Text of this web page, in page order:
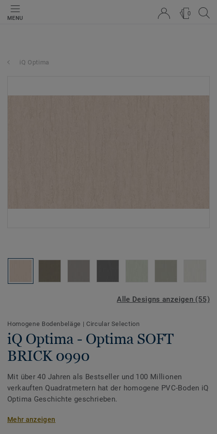
MENU
0
iQ Optima
Alle Designs anzeigen (55)
Homogene Bodenbeläge | Circular Selection
iQ Optima - Optima SOFT
BRICK 0990
Mit über 40 Jahren als Bestseller und 100 Millionen
verkauften Quadratmetern hat der homogene PVC-Boden iQ
Optima Geschichte geschrieben.
Das Design der Kollektion ist von sanften Auswaschungen
Mehr anzeigen